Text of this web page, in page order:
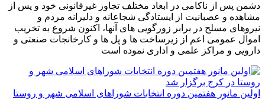
دشمن پس از ناکامی در ابعاد مختلف تجاوز غیرقانونی خود و پس از
مشاهده و عصبانیت از ایستادگی شجاعانه و دلیرانه مردم و
نیروهای مسلح در برابر زورگویی های آنها، اکنون شروع به تخریب
اموال عمومی اعم از زیرساخت ها و پل ها و کارخانجات صنعتی و
دارویی و مراکز علمی و اداری نموده است
اولین مانور هفتمین دوره انتخابات شوراهای اسلامی شهر و روستا